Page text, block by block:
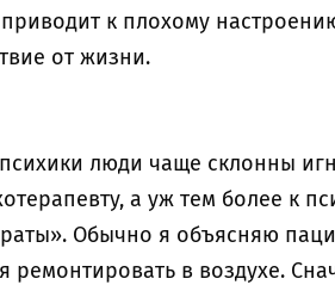
к плохому
от жизни.
люди чаще склонны
а уж тем более к
Обычно я объясняю
ремонтировать в воздухе.